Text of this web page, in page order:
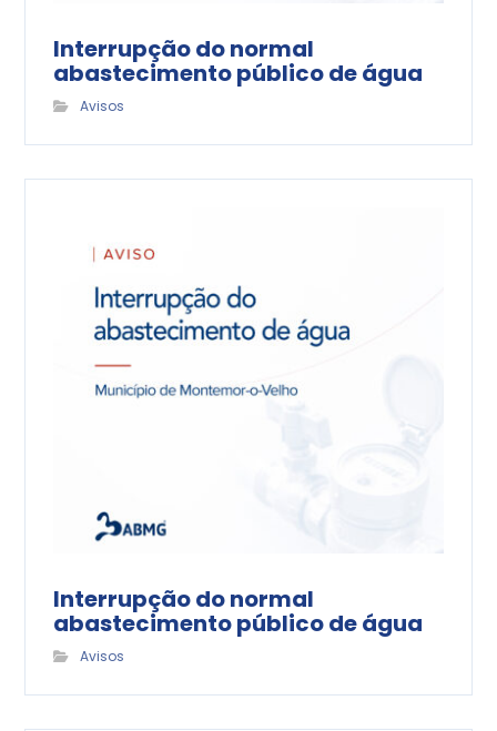
Interrupção do normal
abastecimento público de água
Avisos
Interrupção do normal
abastecimento público de água
Avisos